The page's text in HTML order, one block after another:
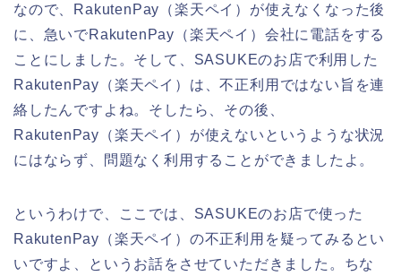
なので、RakutenPay（楽天ペイ）が使えなくなった後
に、急いでRakutenPay（楽天ペイ）会社に電話をする
ことにしました。そして、SASUKEのお店で利用した
RakutenPay（楽天ペイ）は、不正利用ではない旨を連
絡したんですよね。そしたら、その後、
RakutenPay（楽天ペイ）が使えないというような状況
にはならず、問題なく利用することができましたよ。
というわけで、ここでは、SASUKEのお店で使った
RakutenPay（楽天ペイ）の不正利用を疑ってみるとい
いですよ、というお話をさせていただきました。ちな